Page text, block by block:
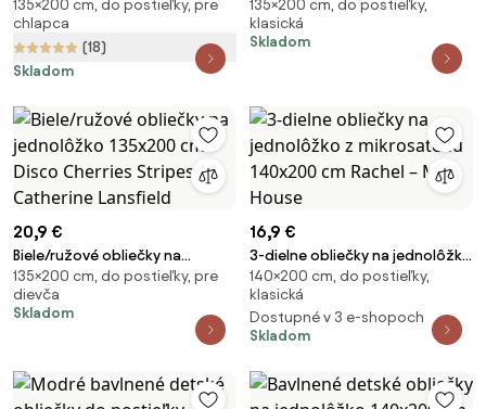
jednolôžko 135x200 cm
Enchanted Twilight – Catherine
Lansfield
135×200 cm, do postieľky, pre
chlapca
(18)
Skladom
135x200 cm Farmyard Animals –
Catherine Lansfield
135×200 cm, do postieľky,
klasická
Skladom
20,9 €
Biele/ružové obliečky na
jednolôžko 135x200 cm Disco
Cherries Stripes – Catherine
Lansfield
135×200 cm, do postieľky, pre
dievča
Skladom
16,9 €
3-dielne obliečky na jednolôžko
z mikrosaténu 140x200 cm
Rachel – My House
140×200 cm, do postieľky,
klasická
Dostupné v 3 e-shopoch
Skladom